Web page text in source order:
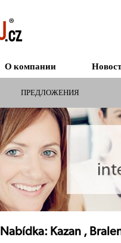
О компании
ПРЕДЛОЖЕНИЯ
Nabídka: Kazan ,